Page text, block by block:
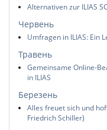
Alternativen zur ILIAS
Червень
Umfragen in ILIAS: Ein
Травень
Gemeinsame Online-
in ILIAS
Березень
Alles freuet sich und
Friedrich Schiller)